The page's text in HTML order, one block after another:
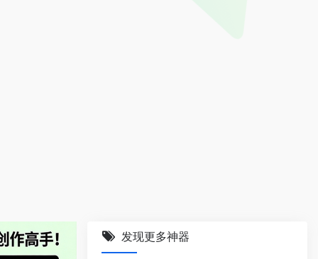
发现更多神器